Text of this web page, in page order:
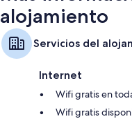
alojamiento
Servicios del
Internet
Wifi gratis en
Wifi gratis